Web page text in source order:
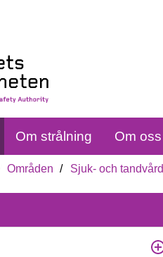
Om strålning Om oss
Områden Sjuk- och tandvård